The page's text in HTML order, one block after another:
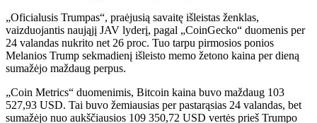
„Oficialusis Trumpas“, praėjusią savaitę išleistas ženklas,
vaizduojantis naująjį JAV lyderį, pagal „CoinGecko“ duomenis per
24 valandas nukrito net 26 proc. Tuo tarpu pirmosios ponios
Melanios Trump sekmadienį išleisto memo žetono kaina per dieną
sumažėjo maždaug perpus.
„Coin Metrics“ duomenimis, Bitcoin kaina buvo maždaug 103
527,93 USD. Tai buvo žemiausias per pastarąsias 24 valandas, bet
sumažėjo nuo aukščiausios 109 350,72 USD vertės prieš Trumpo